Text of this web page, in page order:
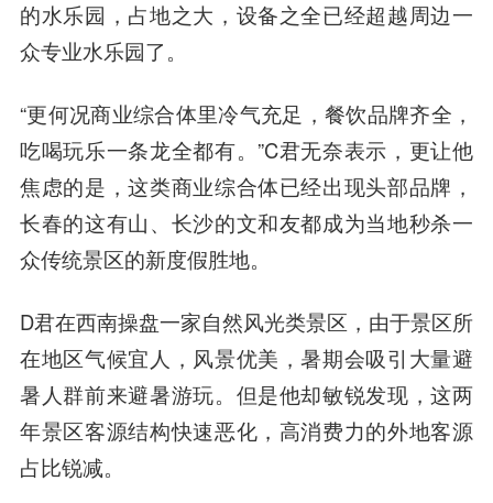
的水乐园，占地之大，设备之全已经超越周边一
众专业水乐园了。
“更何况商业综合体里冷气充足，餐饮品牌齐全，
吃喝玩乐一条龙全都有。”C君无奈表示，更让他
焦虑的是，这类商业综合体已经出现头部品牌，
长春的这有山、长沙的文和友都成为当地秒杀一
众传统景区的新度假胜地。
D君在西南操盘一家自然风光类景区，由于景区所
在地区气候宜人，风景优美，暑期会吸引大量避
暑人群前来避暑游玩。但是他却敏锐发现，这两
年景区客源结构快速恶化，高消费力的外地客源
占比锐减。